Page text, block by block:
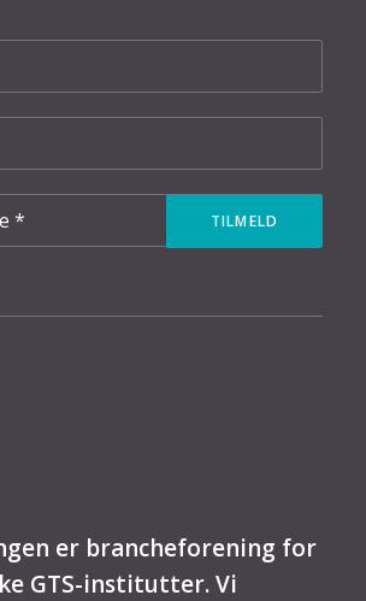
er brancheforening for
GTS-institutter. Vi